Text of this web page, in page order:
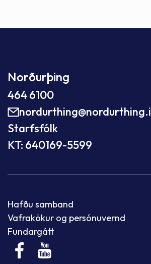
Norðurþing
464 6100
Starfsfólk
KT: 640169-5599
Hafðu samband
Vafrakökur og persónuvernd
Fundargátt